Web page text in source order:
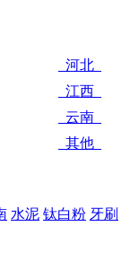
河北
江西
云南
其他
水泥 钛白粉 牙刷